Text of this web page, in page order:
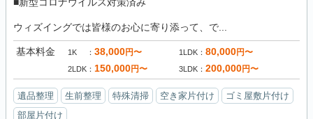
ウィズイングでは皆様のお心に寄り添って、で...
基本料金 1K 38,000円〜 1LDK 80,000円〜
2LDK 150,000円〜 3LDK 200,000円〜
遺品整理 生前整理 特殊清掃 空き家片付け
ゴミ屋敷片付け
部屋片付け